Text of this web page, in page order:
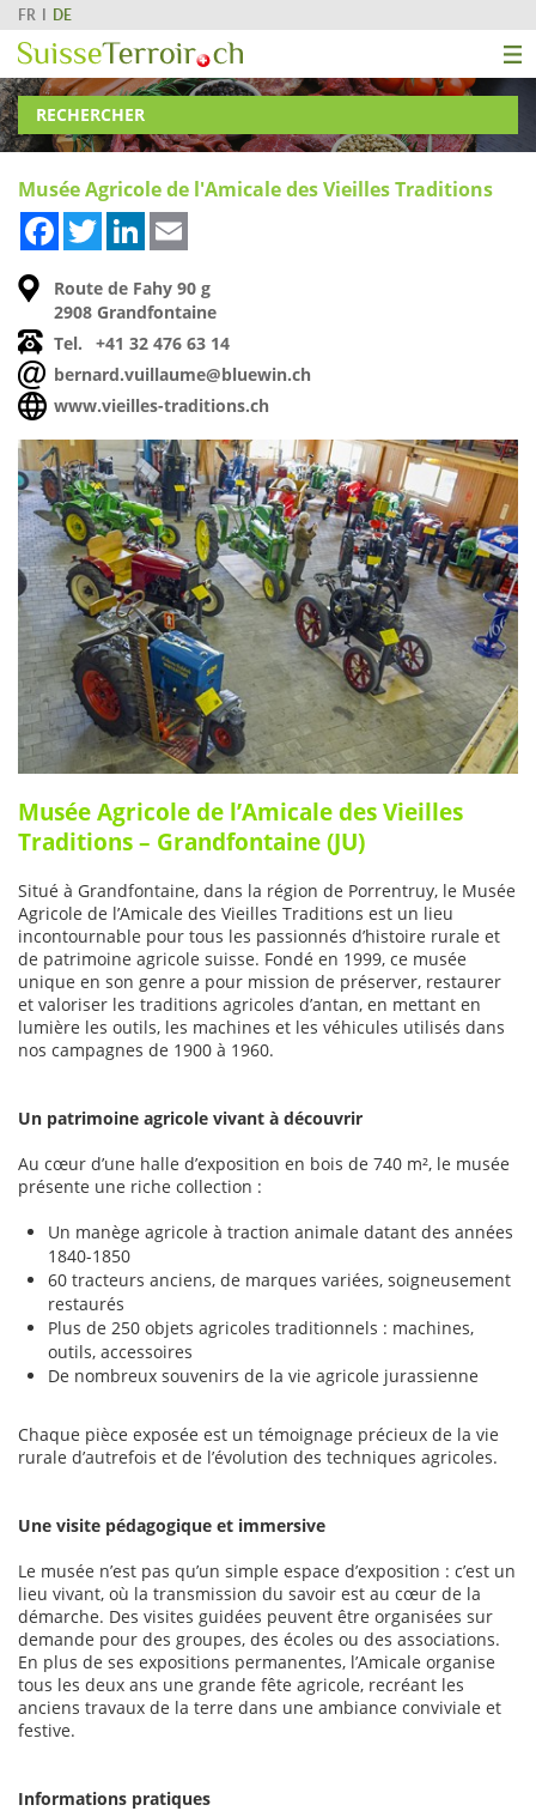
FR DE
RECHERCHER
Musée Agricole de l'Amicale des Vieilles Traditions
FacebookTwitterLinkedIn
Route de Fahy 90 g
2908 Grandfontaine
Tel.
+41 32 476 63 14
bernard.vuillaume@bluewin.ch
www.vieilles-traditions.ch
Musée Agricole de l’Amicale des Vieilles
Traditions – Grandfontaine (JU)
Situé à Grandfontaine, dans la région de Porrentruy, le Musée
Agricole de l’Amicale des Vieilles Traditions est un lieu
incontournable pour tous les passionnés d’histoire rurale et
de patrimoine agricole suisse. Fondé en 1999, ce musée
unique en son genre a pour mission de préserver, restaurer
et valoriser les traditions agricoles d’antan, en mettant en
lumière les outils, les machines et les véhicules utilisés dans
nos campagnes de 1900 à 1960.
Un patrimoine agricole vivant à découvrir
Au cœur d’une halle d’exposition en bois de 740 m², le musée
présente une riche collection :
Un manège agricole à traction animale datant des années
1840-1850
60 tracteurs anciens, de marques variées, soigneusement
restaurés
Plus de 250 objets agricoles traditionnels : machines,
outils, accessoires
De nombreux souvenirs de la vie agricole jurassienne
Chaque pièce exposée est un témoignage précieux de la vie
rurale d’autrefois et de l’évolution des techniques agricoles.
Une visite pédagogique et immersive
Le musée n’est pas qu’un simple espace d’exposition : c’est un
lieu vivant, où la transmission du savoir est au cœur de la
démarche. Des visites guidées peuvent être organisées sur
demande pour des groupes, des écoles ou des associations.
En plus de ses expositions permanentes, l’Amicale organise
tous les deux ans une grande fête agricole, recréant les
anciens travaux de la terre dans une ambiance conviviale et
festive.
Informations pratiques